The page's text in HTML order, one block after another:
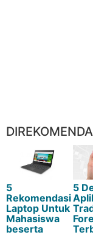
5
Rekomendasi
Laptop Untuk
Mahasiswa
beserta
5